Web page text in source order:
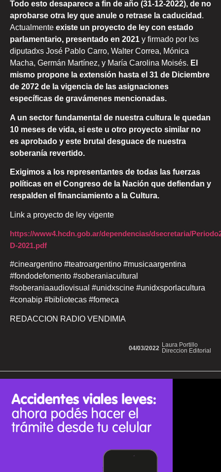
Todo esto desaparece a fin de año (31-12-2022), de no
aprobarse otra ley que anule o retrase la caducidad .
Actualmente existe un proyecto de ley con estado
parlamentario, presentado en 2021 y firmado por lxs
diputadxs José Pablo Carro, Walter Correa, Mónica
Macha, Germán Martínez, y María Carolina Moisés. El
mismo propone la extensión hasta el 31 de Diciembre
de 2072 de la vigencia de las asignaciones
específicas de gravámenes mencionadas.
A un sector fundamental de nuestra cultura le quedan
10 meses de vida, si este u otro proyecto similar no
es aprobado y este brutal desguace de nuestra
soberanía revertido.
Exigimos a los representantes de todas las fuerzas
políticas en el Congreso de la Nación que defiendan y
respalden el financiamiento a la Cultura.
Link a proyecto de ley vigente
https://www4.hcdn.gob.ar/dependencias/dsecretaria/
D-2021.pdf
#cineargentino #teatroargentino #musicaargentina
#fondodefomento #soberaniacultural
#soberaniaaudiovisual #unidxscine #unidxsporlacultura
#conabip #bibliotecas #fomeca
REDACCION RADIO VENDIMIA
Laura Portillo
Direccion Editorial
04/03/2022